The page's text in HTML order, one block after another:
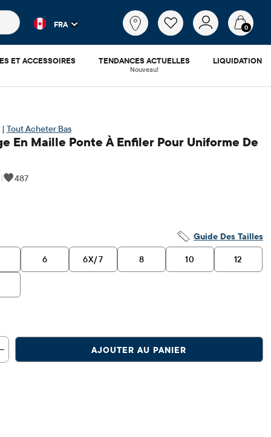
populaires et les résultats de produits au fur et à
FRA 0
ET ACCESSOIRES TENDANCES ACTUELLES
Nouveau!
LIQUIDATION
| Tout Acheter Bas
En Maille Ponte À Enfiler Pour Uniforme De
| 487
Guide Des Tailles
6 6X/7 8 10 12
AJOUTER AU PANIER